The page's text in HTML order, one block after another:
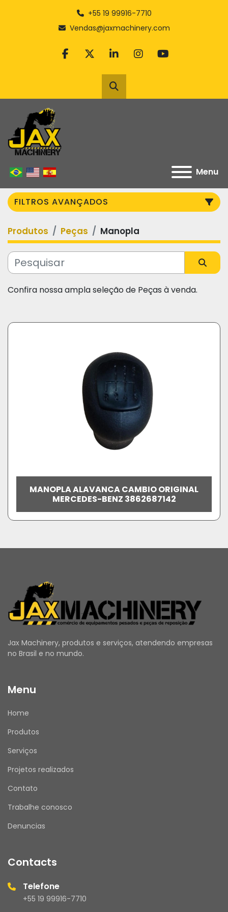
+55 19 99916-7710
Vendas@jaxmachinery.com
facebook
twitterlinkedininstagram
youtube
Pesquisar
Menu
FILTROS AVANÇADOS
Categoria
Fabricante
Produtos Peças Manopla
Confira nossa ampla seleção de Peças à venda.
MANOPLA ALAVANCA CAMBIO ORIGINAL
MERCEDES-BENZ 3862687142
Jax Machinery, produtos e serviços, atendendo empresas
no Brasil e no mundo.
Menu
Home
Produtos
Serviços
Projetos realizados
Contato
Trabalhe conosco
Denuncias
Contacts
Telefone
+55 19 99916-7710